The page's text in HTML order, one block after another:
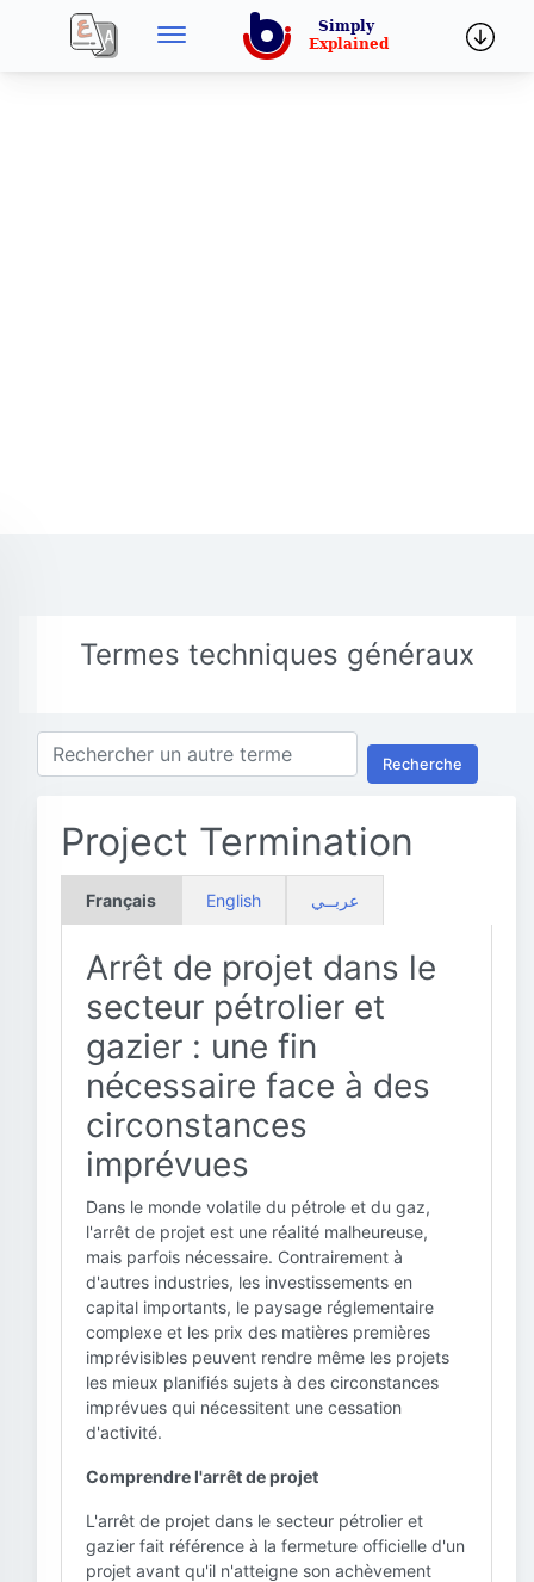
Termes techniques généraux
Recherche
Project Termination
Français English عربــي
Arrêt de projet dans le
secteur pétrolier et
gazier : une fin
nécessaire face à des
circonstances
imprévues
Dans le monde volatile du pétrole et du gaz,
l'arrêt de projet est une réalité malheureuse,
mais parfois nécessaire. Contrairement à
d'autres industries, les investissements en
capital importants, le paysage réglementaire
complexe et les prix des matières premières
imprévisibles peuvent rendre même les projets
les mieux planifiés sujets à des circonstances
imprévues qui nécessitent une cessation
d'activité.
Comprendre l'arrêt de projet
L'arrêt de projet dans le secteur pétrolier et
gazier fait référence à la fermeture officielle d'un
projet avant qu'il n'atteigne son achèvement